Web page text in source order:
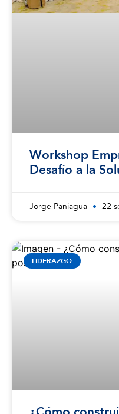
Workshop
Desafío a la
Jorge Paniagua 22
LIDERAZGO